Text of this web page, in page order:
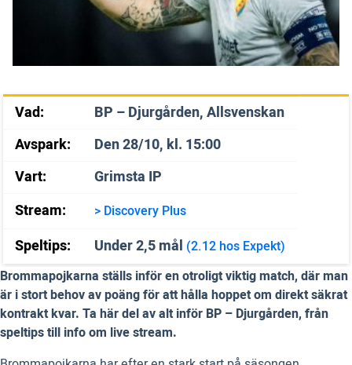
Vad:
BP – Djurgården, Allsvenskan
Avspark:
Den 28/10, kl. 15:00
Vart:
Grimsta IP
Stream:
> Discovery Plus
Speltips: Under 2,5 mål (2.12 hos Expekt)
Brommapojkarna ställs inför en otroligt viktig match, där man
är i stort behov av poäng för att hålla hoppet om direkt säkrat
kontrakt kvar. Ta här del av alt inför BP – Djurgården, från
speltips till info om live stream.